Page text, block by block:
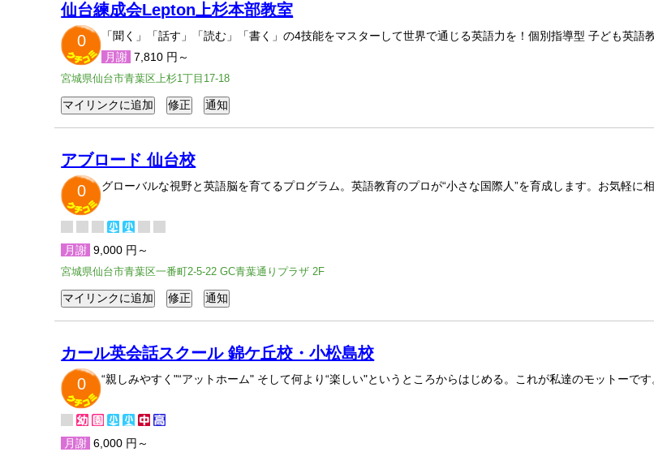
仙台練成会Lepton上杉本部教室
0
「聞く」「話す」「読む」「書く」の4技能をマスターして世界で通じる英語力を！個別指導型 子ども英語
月謝 7,810 円～
宮城県仙台市青葉区上杉1丁目17-18
アブロード 仙台校
0
グローバルな視野と英語脳を育てるプログラム。英語教育のプロが“小さな国際人”を育成します。お気軽に相
月謝 9,000 円～
宮城県仙台市青葉区一番町2-5-22 GC青葉通りプラザ 2F
カール英会話スクール 錦ケ丘校・小松島校
0
“親しみやすく"“アットホーム" そして何より“楽しい"というところからはじめる。これが私達のモットーです
月謝 6,000 円～